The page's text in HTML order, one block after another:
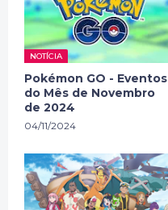
NOTÍCIA
Pokémon GO - Eventos
do Mês de Novembro
de 2024
04/11/2024